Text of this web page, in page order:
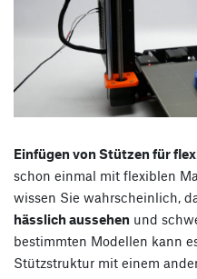
Einfügen von Stützen für
schon einmal mit flexiblen
wissen Sie wahrscheinlich,
hässlich aussehen und
bestimmten Modellen kann
Stützstruktur mit einem